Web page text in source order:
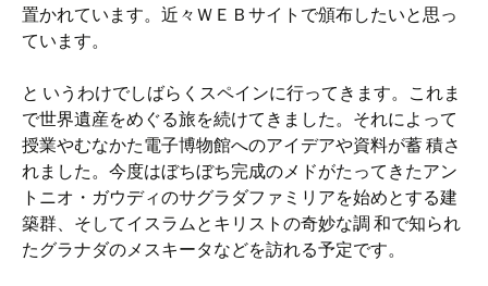
置かれています。近々ＷＥＢサイトで頒布したいと思っ
ています。
と いうわけでしばらくスペインに行ってきます。これま
で世界遺産をめぐる旅を続けてきました。それによって
授業やむなかた電子博物館へのアイデアや資料が蓄 積さ
れました。今度はぼちぼち完成のメドがたってきたアン
トニオ・ガウディのサグラダファミリアを始めとする建
築群、そしてイスラムとキリストの奇妙な調 和で知られ
たグラナダのメスキータなどを訪れる予定です。